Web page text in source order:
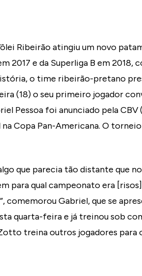
Ribeirão atingiu um novo
2017 e da Superliga B em 2018,
o time ribeirão-pretano
(18) o seu primeiro jogador
Pessoa foi anunciado pela
Copa Pan-Americana. O
que parecia tão distante que
para qual campeonato era
comemorou Gabriel, que se
quarta-feira e já treinou sob
treina outros jogadores para